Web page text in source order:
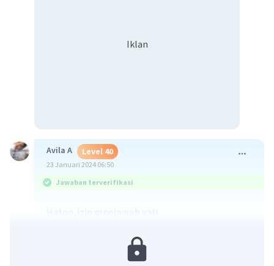
Iklan
Avila A Level 40
23 Januari 2024 06:50
Jawaban terverifikasi
menanam pohon di sekeliling tamannya yang
berbentuk persegi panjang, dengan jarak antar